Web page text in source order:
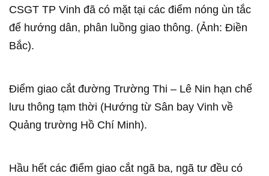
CSGT TP Vinh đã có mặt tại các điểm nóng ùn tắc
để hướng dân, phân luồng giao thông. (Ảnh: Điền
Bắc).
Điểm giao cắt đường Trường Thi – Lê Nin hạn chế
lưu thông tạm thời (Hướng từ Sân bay Vinh về
Quảng trường Hồ Chí Minh).
Hầu hết các điểm giao cắt ngã ba, ngã tư đều có